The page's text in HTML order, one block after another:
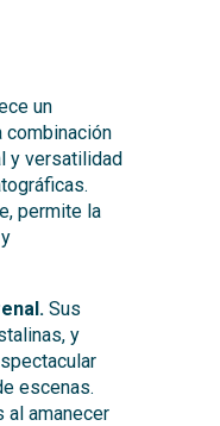
un
combinación
y versatilidad
permite la
Sus
y
escenas.
al amanecer